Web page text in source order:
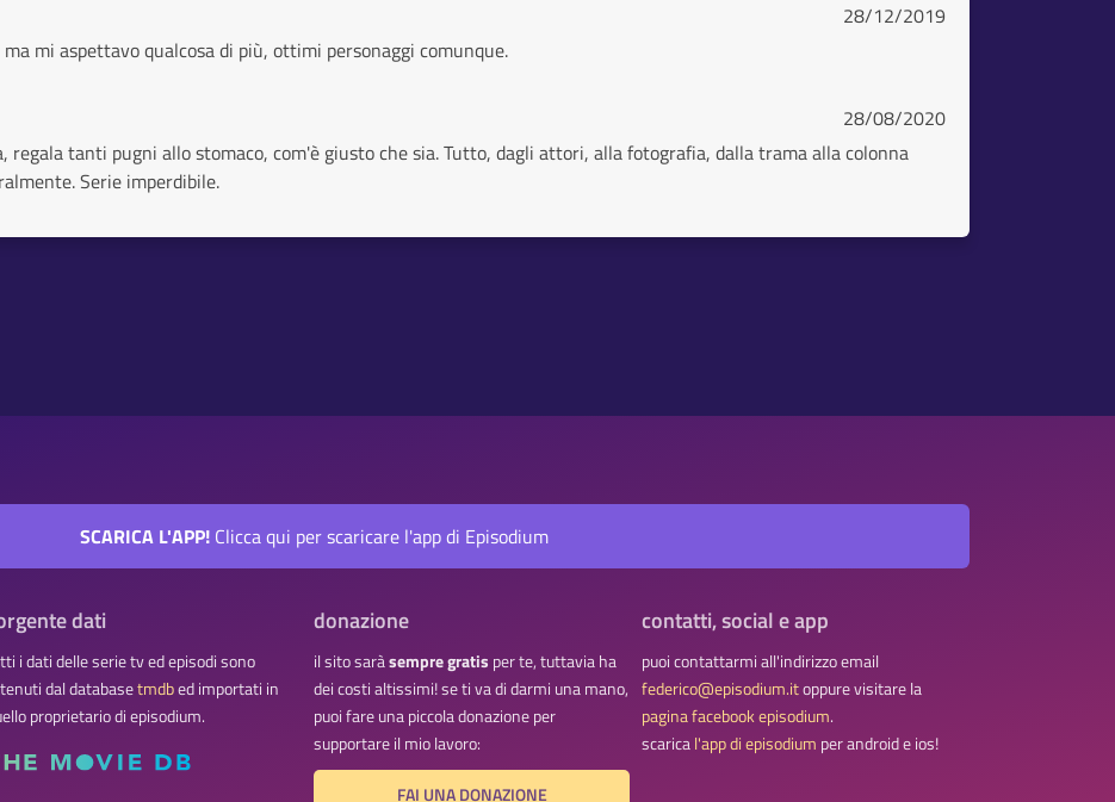
28/12/2019
mi aspettavo qualcosa di più, ottimi personaggi comunque.
28/08/2020
regala tanti pugni allo stomaco, com'è giusto che sia. Tutto, dagli attori, alla fotografia, dalla trama alla colonna
Serie imperdibile.
SCARICA L'APP!Clicca qui per scaricare l'app di Episodium
dati
i dati delle serie tv ed episodi sono
dal databasetmdbed importati in
proprietario di episodium.
donazione
il sito saràsempre gratis per te, tuttavia ha
dei costi altissimi! se ti va di darmi una mano,
puoi fare una piccola donazione per
supportare il mio lavoro:
FAI UNA DONAZIONE
contatti, social e app
puoi contattarmi all'indirizzo email
federico@episodium.itoppure visitare la
pagina facebook episodium.
scarical'app di episodium per android e ios!